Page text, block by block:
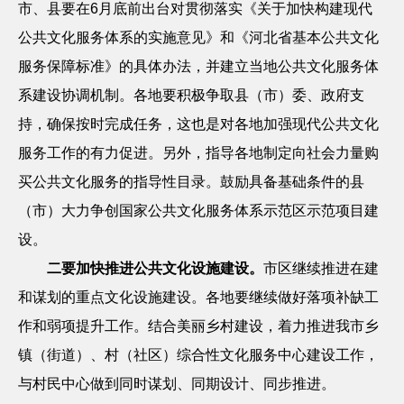
市、县要在6月底前出台对贯彻落实《关于加快构建现代
公共文化服务体系的实施意见》和《河北省基本公共文化
服务保障标准》的具体办法，并建立当地公共文化服务体
系建设协调机制。各地要积极争取县（市）委、政府支
持，确保按时完成任务，这也是对各地加强现代公共文化
服务工作的有力促进。另外，指导各地制定向社会力量购
买公共文化服务的指导性目录。鼓励具备基础条件的县
（市）大力争创国家公共文化服务体系示范区示范项目建
设。
二要加快推进公共文化设施建设。 市区继续推进在建
和谋划的重点文化设施建设。各地要继续做好落项补缺工
作和弱项提升工作。结合美丽乡村建设，着力推进我市乡
镇（街道）、村（社区）综合性文化服务中心建设工作，
与村民中心做到同时谋划、同期设计、同步推进。